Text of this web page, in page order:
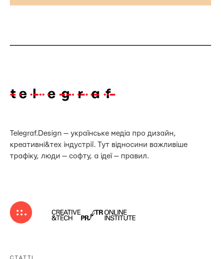
Telegraf.Design — українське медіа про дизайн,
креативні&тех індустрії. Тут відносини важливіше
трафіку, люди — софту, а ідеї — правил.